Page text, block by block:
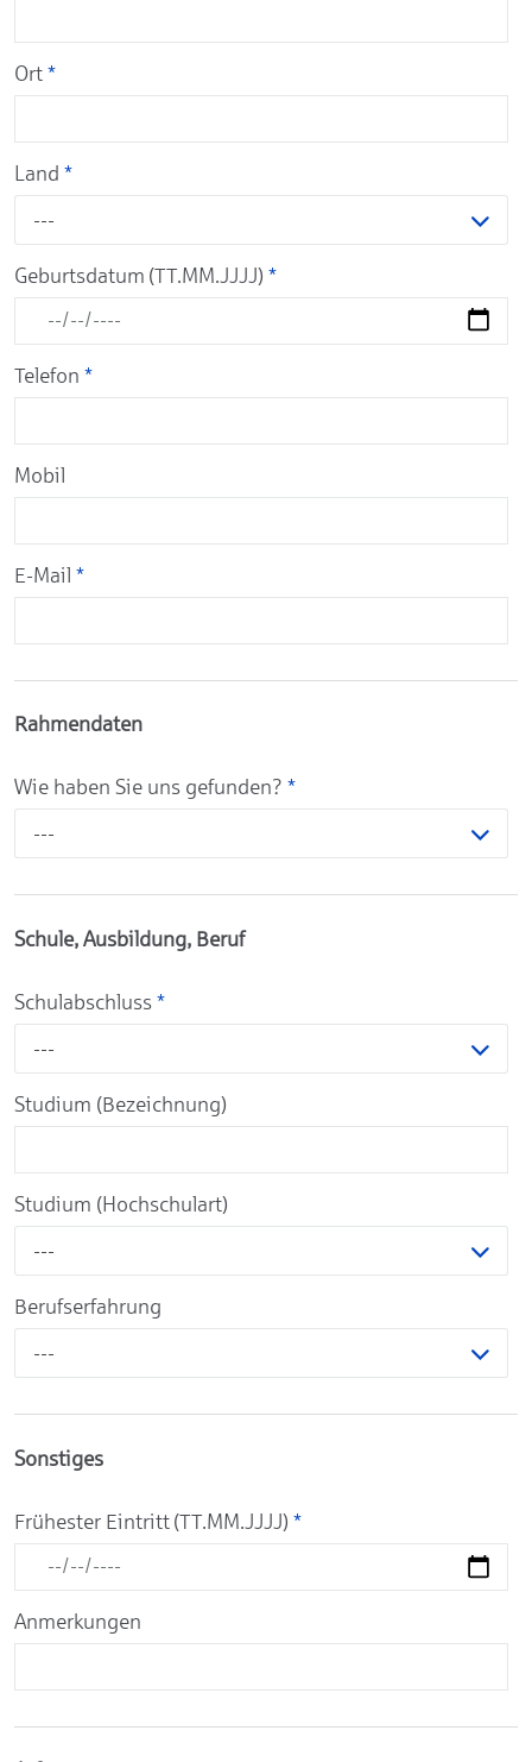
Ort *
Land *
---
Geburtsdatum (TT.MM.JJJJ) *
Telefon *
Mobil
E-Mail *
Rahmendaten
Wie haben Sie uns gefunden? *
---
Schule, Ausbildung, Beruf
Schulabschluss *
---
Studium (Bezeichnung)
Studium (Hochschulart)
---
Berufserfahrung
---
Sonstiges
Frühester Eintritt (TT.MM.JJJJ) *
Anmerkungen